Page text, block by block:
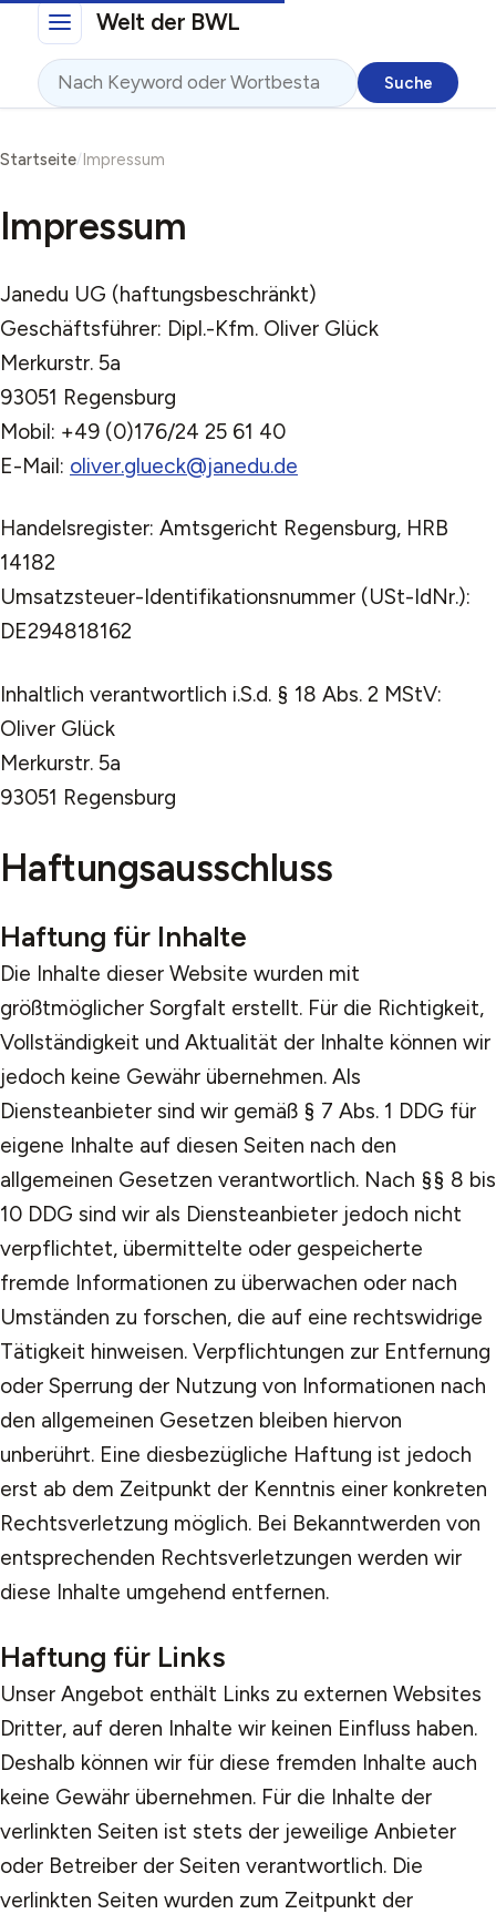
Direkt zum InhaltWelt der BWL
Suche
Pfadnavigation
Startseite Impressum
Impressum
Janedu UG (haftungsbeschränkt)
Geschäftsführer: Dipl.-Kfm. Oliver Glück
Merkurstr. 5a
93051 Regensburg
Mobil: +49 (0)176/24 25 61 40
E-Mail: oliver.glueck@janedu.de
Handelsregister: Amtsgericht Regensburg, HRB
14182
Umsatzsteuer-Identifikationsnummer (USt-IdNr.):
DE294818162
Inhaltlich verantwortlich i.S.d. § 18 Abs. 2 MStV:
Oliver Glück
Merkurstr. 5a
93051 Regensburg
Haftungsausschluss
Haftung für Inhalte
Die Inhalte dieser Website wurden mit
größtmöglicher Sorgfalt erstellt. Für die Richtigkeit,
Vollständigkeit und Aktualität der Inhalte können wir
jedoch keine Gewähr übernehmen. Als
Diensteanbieter sind wir gemäß § 7 Abs. 1 DDG für
eigene Inhalte auf diesen Seiten nach den
allgemeinen Gesetzen verantwortlich. Nach §§ 8 bis
10 DDG sind wir als Diensteanbieter jedoch nicht
verpflichtet, übermittelte oder gespeicherte
fremde Informationen zu überwachen oder nach
Umständen zu forschen, die auf eine rechtswidrige
Tätigkeit hinweisen. Verpflichtungen zur Entfernung
oder Sperrung der Nutzung von Informationen nach
den allgemeinen Gesetzen bleiben hiervon
unberührt. Eine diesbezügliche Haftung ist jedoch
erst ab dem Zeitpunkt der Kenntnis einer konkreten
Rechtsverletzung möglich. Bei Bekanntwerden von
entsprechenden Rechtsverletzungen werden wir
diese Inhalte umgehend entfernen.
Haftung für Links
Unser Angebot enthält Links zu externen Websites
Dritter, auf deren Inhalte wir keinen Einfluss haben.
Deshalb können wir für diese fremden Inhalte auch
keine Gewähr übernehmen. Für die Inhalte der
verlinkten Seiten ist stets der jeweilige Anbieter
oder Betreiber der Seiten verantwortlich. Die
verlinkten Seiten wurden zum Zeitpunkt der